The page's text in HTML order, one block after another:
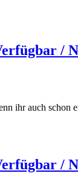
/
ihr auch schon
/